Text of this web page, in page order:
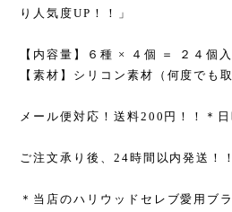
り人気度UP！！」
【内容量】６種 × ４個 ＝ ２４個入
【素材】シリコン素材（何度でも
メール便対応！送料200円！！＊
ご注文承り後、24時間以内発送！
＊当店のハリウッドセレブ愛用ブ